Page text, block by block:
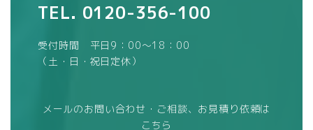
TEL. 0120-356-100
受付時間 平日9：00～18：00
（土・日・祝日定休）
メールのお問い合わせ・ご相談、お見積り依頼は
こちら